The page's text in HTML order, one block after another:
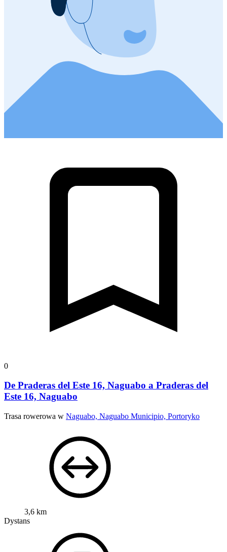
0
De Praderas del Este 16, Naguabo a Praderas del
Este 16, Naguabo
Trasa rowerowa w Naguabo, Naguabo Municipio, Portoryko
3,6 km
Dystans